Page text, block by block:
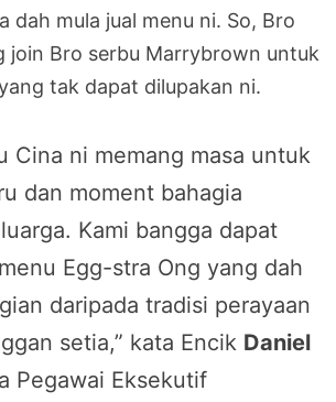
dah mula jual menu ni. So, Bro
join Bro serbu Marrybrown untuk
tak dapat dilupakan ni.
Cina ni memang masa untuk
dan moment bahagia
Kami bangga dapat
Egg-stra Ong yang dah
daripada tradisi perayaan
setia,” kata Encik Daniel
Pegawai Eksekutif